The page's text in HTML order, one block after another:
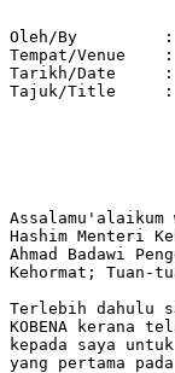
Oleh/By		:	DATO' SERI DR. MAHATHIR BIN MOHAMAD
Tempat/Venue 	: 	HOTEL REGENT, KUALA LUMPUR
Tarikh/Date 	: 	20/03/82
Tajuk/Title  	: 	MAJLIS PERASMIAN MESYUARAT AGUNG
Assalamu'alaikum
Hashim Menteri
Ahmad Badawi
Kehormat; Tuan-
Terlebih dahulu
KOBENA kerana
kepada saya
yang pertama